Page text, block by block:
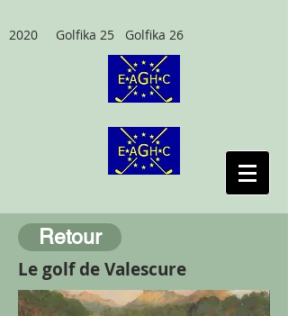
2020 Golfika 25 Golfika 26
Retour
Le golf de Valescure